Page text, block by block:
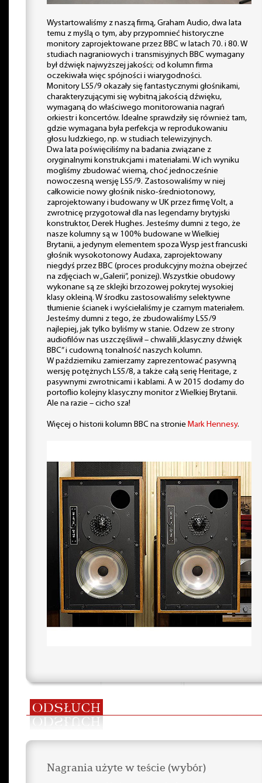
Wystartowaliśmy z naszą firmą, Graham Audio, dwa lata
temu z myślą o tym, aby przypomnieć historyczne
monitory zaprojektowane przez BBC w latach 70. i 80. W
studiach nagraniowych i transmisyjnych BBC wymagany
był dźwięk najwyższej jakości; od kolumn firma
oczekiwała więc spójności i wiarygodności.
Monitory LS5/9 okazały się fantastycznymi głośnikami,
charakteryzującymi się wybitną jakością dźwięku,
wymaganą do właściwego monitorowania nagrań
orkiestr i koncertów. Idealne sprawdziły się również tam,
gdzie wymagana była perfekcja w reprodukowaniu
głosu ludzkiego, np. w studiach telewizyjnych.
Dwa lata poświęciliśmy na badania związane z
oryginalnymi konstrukcjami i materiałami. W ich wyniku
mogliśmy zbudować wierną, choć jednocześnie
nowoczesną wersję LS5/9. Zastosowaliśmy w niej
całkowicie nowy głośnik nisko-średniotonowy,
zaprojektowany i budowany w UK przez firmę Volt, a
zwrotnicę przygotował dla nas legendarny brytyjski
konstruktor, Derek Hughes. Jesteśmy dumni z tego, że
nasze kolumny są w 100% budowane w Wielkiej
Brytanii, a jedynym elementem spoza Wysp jest francuski
głośnik wysokotonowy Audaxa, zaprojektowany
niegdyś przez BBC (proces produkcyjny można obejrzeć
na zdjęciach w „Galerii”, ponizej). Wszystkie obudowy
wykonane są ze sklejki brzozowej pokrytej wysokiej
klasy okleiną. W środku zastosowaliśmy selektywne
tłumienie ścianek i wyściełaliśmy je czarnym materiałem.
Jesteśmy dumni z tego, że zbudowaliśmy LS5/9
najlepiej, jak tylko byliśmy w stanie. Odzew ze strony
audiofilów nas uszczęśliwił – chwalili „klasyczny dźwięk
BBC” i cudowną tonalność naszych kolumn.
W październiku zamierzamy zaprezentować pasywną
wersję potężnych LS5/8, a także całą serię Heritage, z
pasywnymi zwrotnicami i kablami. A w 2015 dodamy do
portoflio kolejny klasyczny monitor z Wielkiej Brytanii.
Ale na razie – cicho sza!
Więcej o historii kolumn BBC na stronie Mark Hennesy.
Nagrania użyte w teście (wybór)